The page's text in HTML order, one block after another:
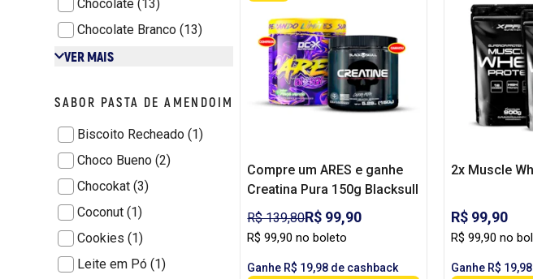
Chocolate (13)
Chocolate Branco (13)
VER MAIS
SABOR PASTA DE AMENDOIM
Biscoito Recheado (1)
Choco Bueno (2)
Chocokat (3)
Coconut (1)
Cookies (1)
Leite em Pó (1)
Compre um ARES e ganhe
Creatina Pura 150g Blacksull
R$ 139,80R$ 99,90
R$ 99,90 no boleto
Ganhe R$ 19,98 de cashback
2x Muscle
R$ 99,90
R$ 99,90 no
Ganhe R$